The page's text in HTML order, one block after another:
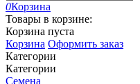
0Корзина
Товары в корзине:
Корзина пуста
Корзина Оформить заказ
Категории
Категории
Семена